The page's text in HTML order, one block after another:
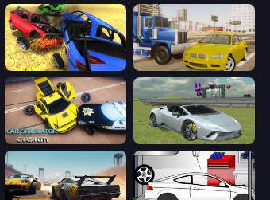
Car Crash Simulator Royale Crazy Car Stunts
Car Simulator: Crash City Sports Cars Driver